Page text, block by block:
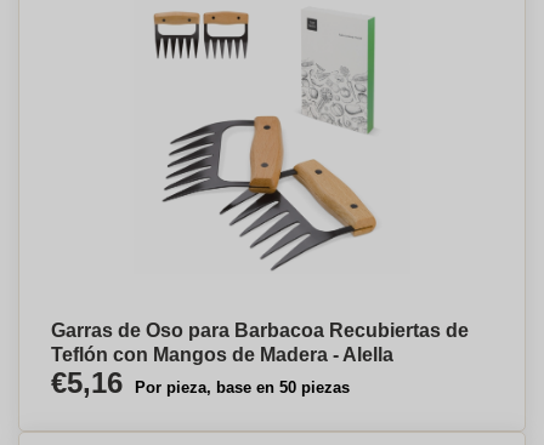
Garras de Oso para Barbacoa Recubiertas de
Teflón con Mangos de Madera - Alella
€5,16 Por pieza, base en 50 piezas